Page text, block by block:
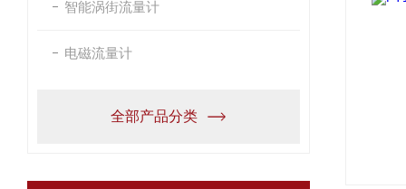
智能涡街流量计
电磁流量计
全部产品分类